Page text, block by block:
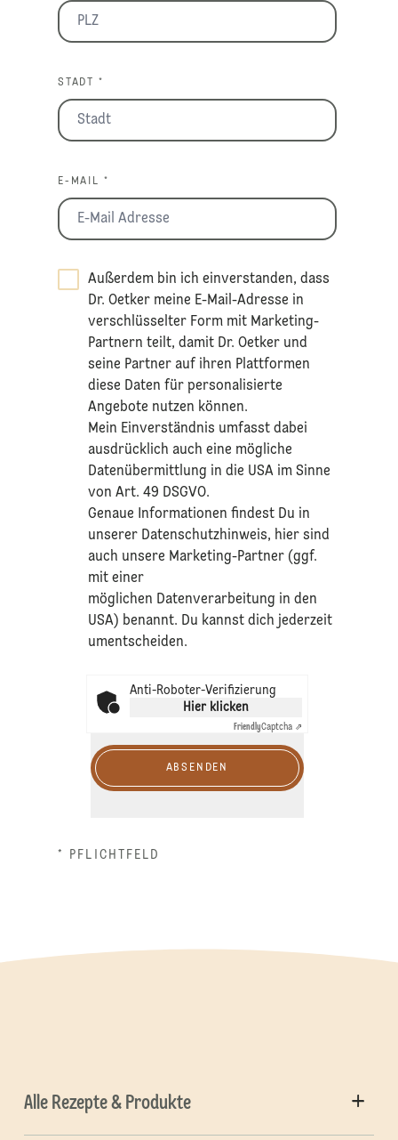
STADT *
E-MAIL *
Außerdem bin ich einverstanden, dass
Dr. Oetker meine E-Mail-Adresse in
verschlüsselter Form mit Marketing-
Partnern teilt, damit Dr. Oetker und
seine Partner auf ihren Plattformen
diese Daten für personalisierte
Angebote nutzen können.
Mein Einverständnis umfasst dabei
ausdrücklich auch eine mögliche
Datenübermittlung in die USA im Sinne
von Art. 49 DSGVO.​
​Genaue Informationen findest Du in
unserer Datenschutzhinweis, hier sind
auch unsere Marketing-Partner (ggf.
mit einer
möglichen Datenverarbeitung in den
USA) benannt. Du kannst dich jederzeit
umentscheiden.
Anti-Roboter-Verifizierung
Hier klicken
FriendlyCaptcha ⇗
ABSENDEN
* PFLICHTFELD
Alle Rezepte & Produkte